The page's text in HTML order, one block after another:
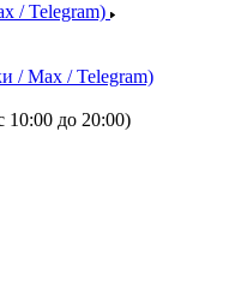
/ Telegram)
/ Max / Telegram)
10:00 до 20:00)